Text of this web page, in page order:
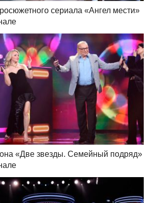
сериала «Ангел мести»
«Две звезды. Семейный подряд»